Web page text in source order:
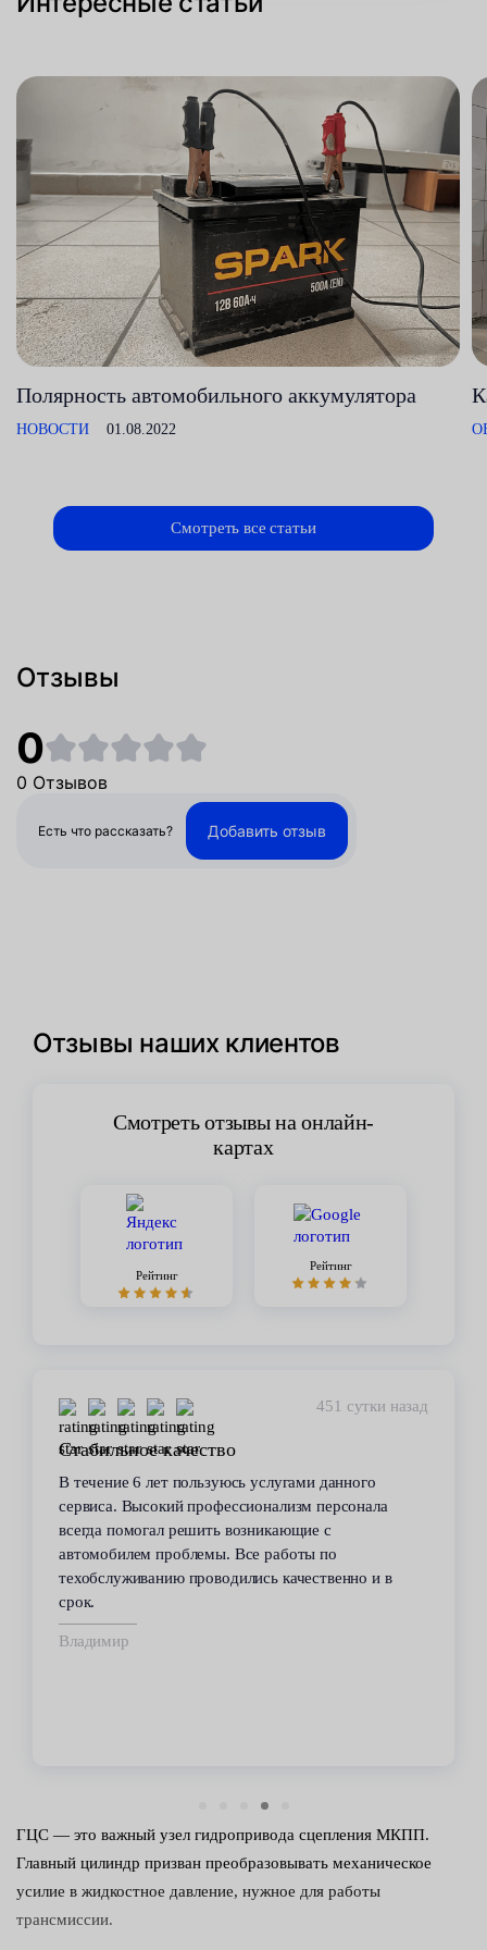
Полярность автомобильного аккумулятора
НОВОСТИ 01.08.2022
Смотреть все статьи
Отзывы
0
0 Отзывов
Есть что рассказать? Добавить отзыв
Отзывы наших клиентов
Смотреть отзывы на онлайн-
картах
Рейтинг
Рейтинг
451 сутки назад
Стабильное качество
В течение 6 лет пользуюсь услугами данного
сервиса. Высокий профессионализм персонала
всегда помогал решить возникающие с
автомобилем проблемы. Все работы по
техобслуживанию проводились качественно и в
срок.
Владимир
ГЦС — это важный узел гидропривода сцепления МКПП.
Главный цилиндр призван преобразовывать механическое
усилие в жидкостное давление, нужное для работы
трансмиссии.